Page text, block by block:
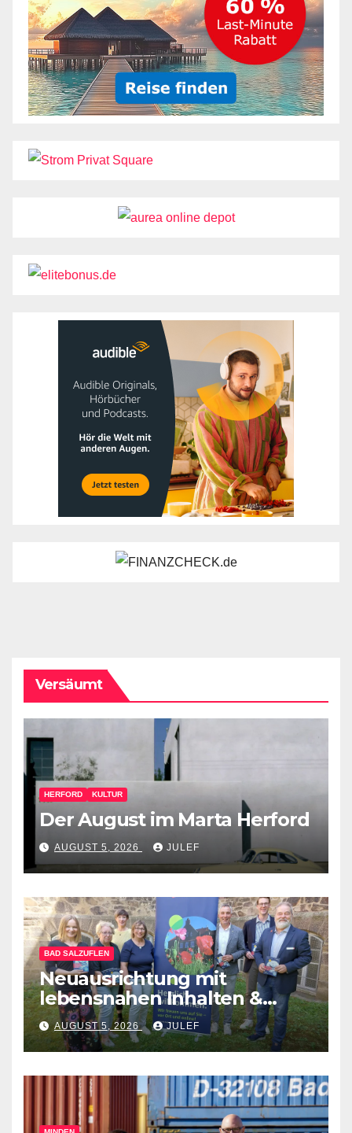
Versäumt
HERFORD KULTUR
Der August im Marta Herford
AUGUST 5, 2026 JULEF
BAD SALZUFLEN
Neuausrichtung mit
lebensnahen Inhalten &
diversen Mitmachformaten –
vhs Bad Salzuflen stellt
neues Herbst-&
Winterprogramm vor
AUGUST 5, 2026 JULEF